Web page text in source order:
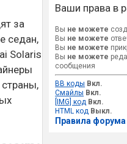
за
седан,
Solaris
Ваши права в
Вы не можете
Вы не можете
Вы не можете
Вы не можете
сообщения
BB коды Вкл.
Смайлы Вкл.
[IMG] код Вкл.
HTML код Выкл.
Правила форума